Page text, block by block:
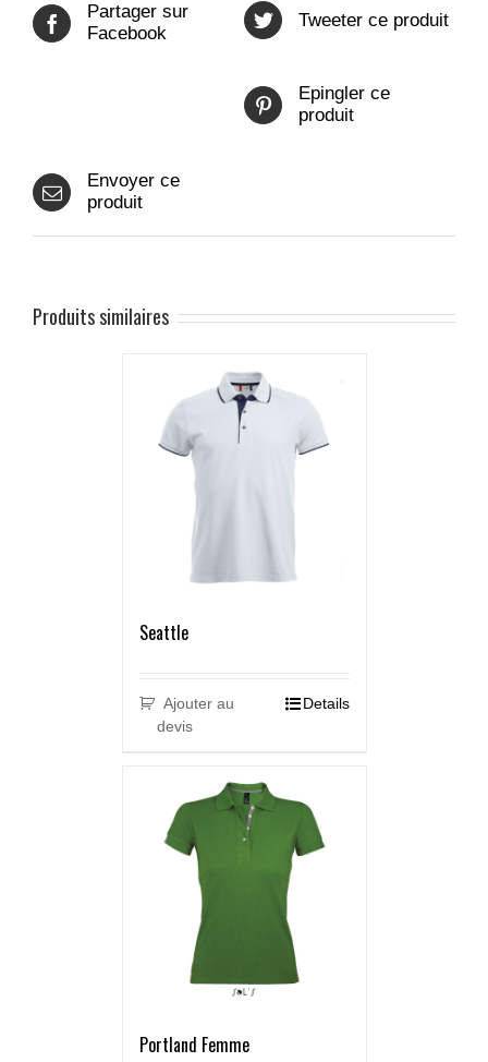
Partager sur
Facebook
Tweeter ce produit
Epingler ce
produit
Envoyer ce
produit
Produits similaires
Seattle
Ajouter au
devis
Details
Portland Femme